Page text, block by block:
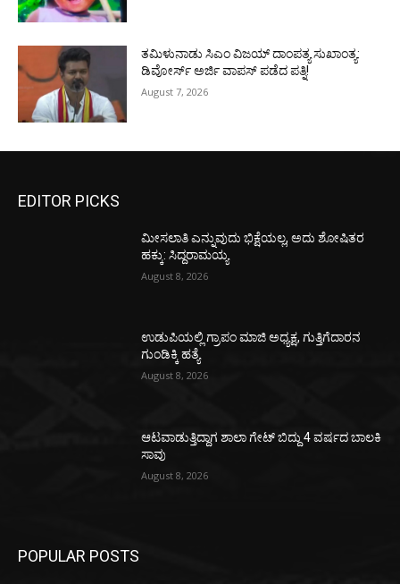
ತಮಿಳುನಾಡು ಸಿಎಂ ವಿಜಯ್‌ ದಾಂಪತ್ಯ ಸುಖಾಂತ್ಯ:
ಡಿವೋರ್ಸ್‌ ಅರ್ಜಿ ವಾಪಸ್‌ ಪಡೆದ ಪತ್ನಿ!
August 7, 2026
EDITOR PICKS
ಮೀಸಲಾತಿ ಎನ್ನುವುದು ಭಿಕ್ಷೆಯಲ್ಲ, ಅದು ಶೋಷಿತರ
ಹಕ್ಕು: ಸಿದ್ದರಾಮಯ್ಯ
August 8, 2026
ಉಡುಪಿಯಲ್ಲಿ ಗ್ರಾಪಂ ಮಾಜಿ ಅಧ್ಯಕ್ಷ, ಗುತ್ತಿಗೆದಾರನ
ಗುಂಡಿಕ್ಕಿ ಹತ್ಯೆ
August 8, 2026
ಆಟವಾಡುತ್ತಿದ್ದಾಗ ಶಾಲಾ ಗೇಟ್‌ ಬಿದ್ದು 4 ವರ್ಷದ ಬಾಲಕಿ
ಸಾವು
August 8, 2026
POPULAR POSTS